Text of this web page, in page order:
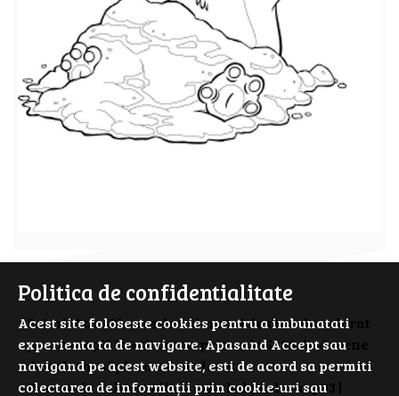
PrimiiAni - Planse de colorat si desene de colorat
pentru copii isteti. Cauta prin cele 5000 de desene
de colorat si planse de colorat.
Planse de colorat Lilo si stitch de colorat p03 |
Politica de confidentialitate
Acest site foloseste cookies pentru a imbunatati
experienta ta de navigare. Apasand Accept sau
navigand pe acest website, esti de acord sa permiti
colectarea de informații prin cookie-uri sau